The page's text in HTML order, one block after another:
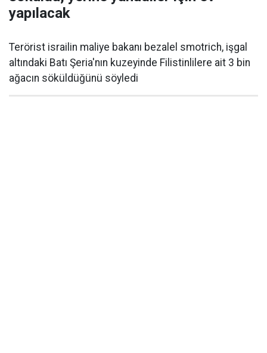
yapılacak
Terörist israilin maliye bakanı bezalel smotrich, işgal
altındaki Batı Şeria'nın kuzeyinde Filistinlilere ait 3 bin
ağacın söküldüğünü söyledi